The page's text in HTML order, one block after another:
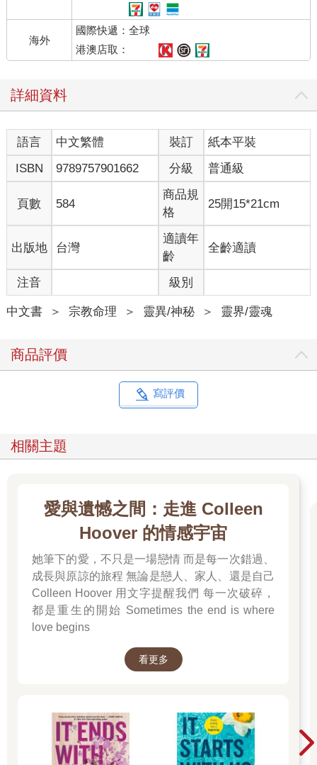
海外
國際快遞：全球
港澳店取：
詳細資料
語言 中文繁體 裝訂
紙本平裝
ISBN
9789757901662 分級 普通級
頁數 584
商品規
格
25開15*21cm
出版地 台灣
適讀年
齡
全齡適讀
注音 級別
中文書 ＞ 宗教命理 ＞ 靈異/神秘 ＞ 靈界/靈魂
商品評價
寫評價
相關主題
愛與遺憾之間：走進 Colleen
Hoover 的情感宇宙
她筆下的愛，不只是一場戀情 而是每一次錯過、
成長與原諒的旅程 無論是戀人、家人、還是自己
Colleen Hoover 用文字提醒我們 每一次破碎，
都是重生的開始 Sometimes the end is where
love begins
看更多